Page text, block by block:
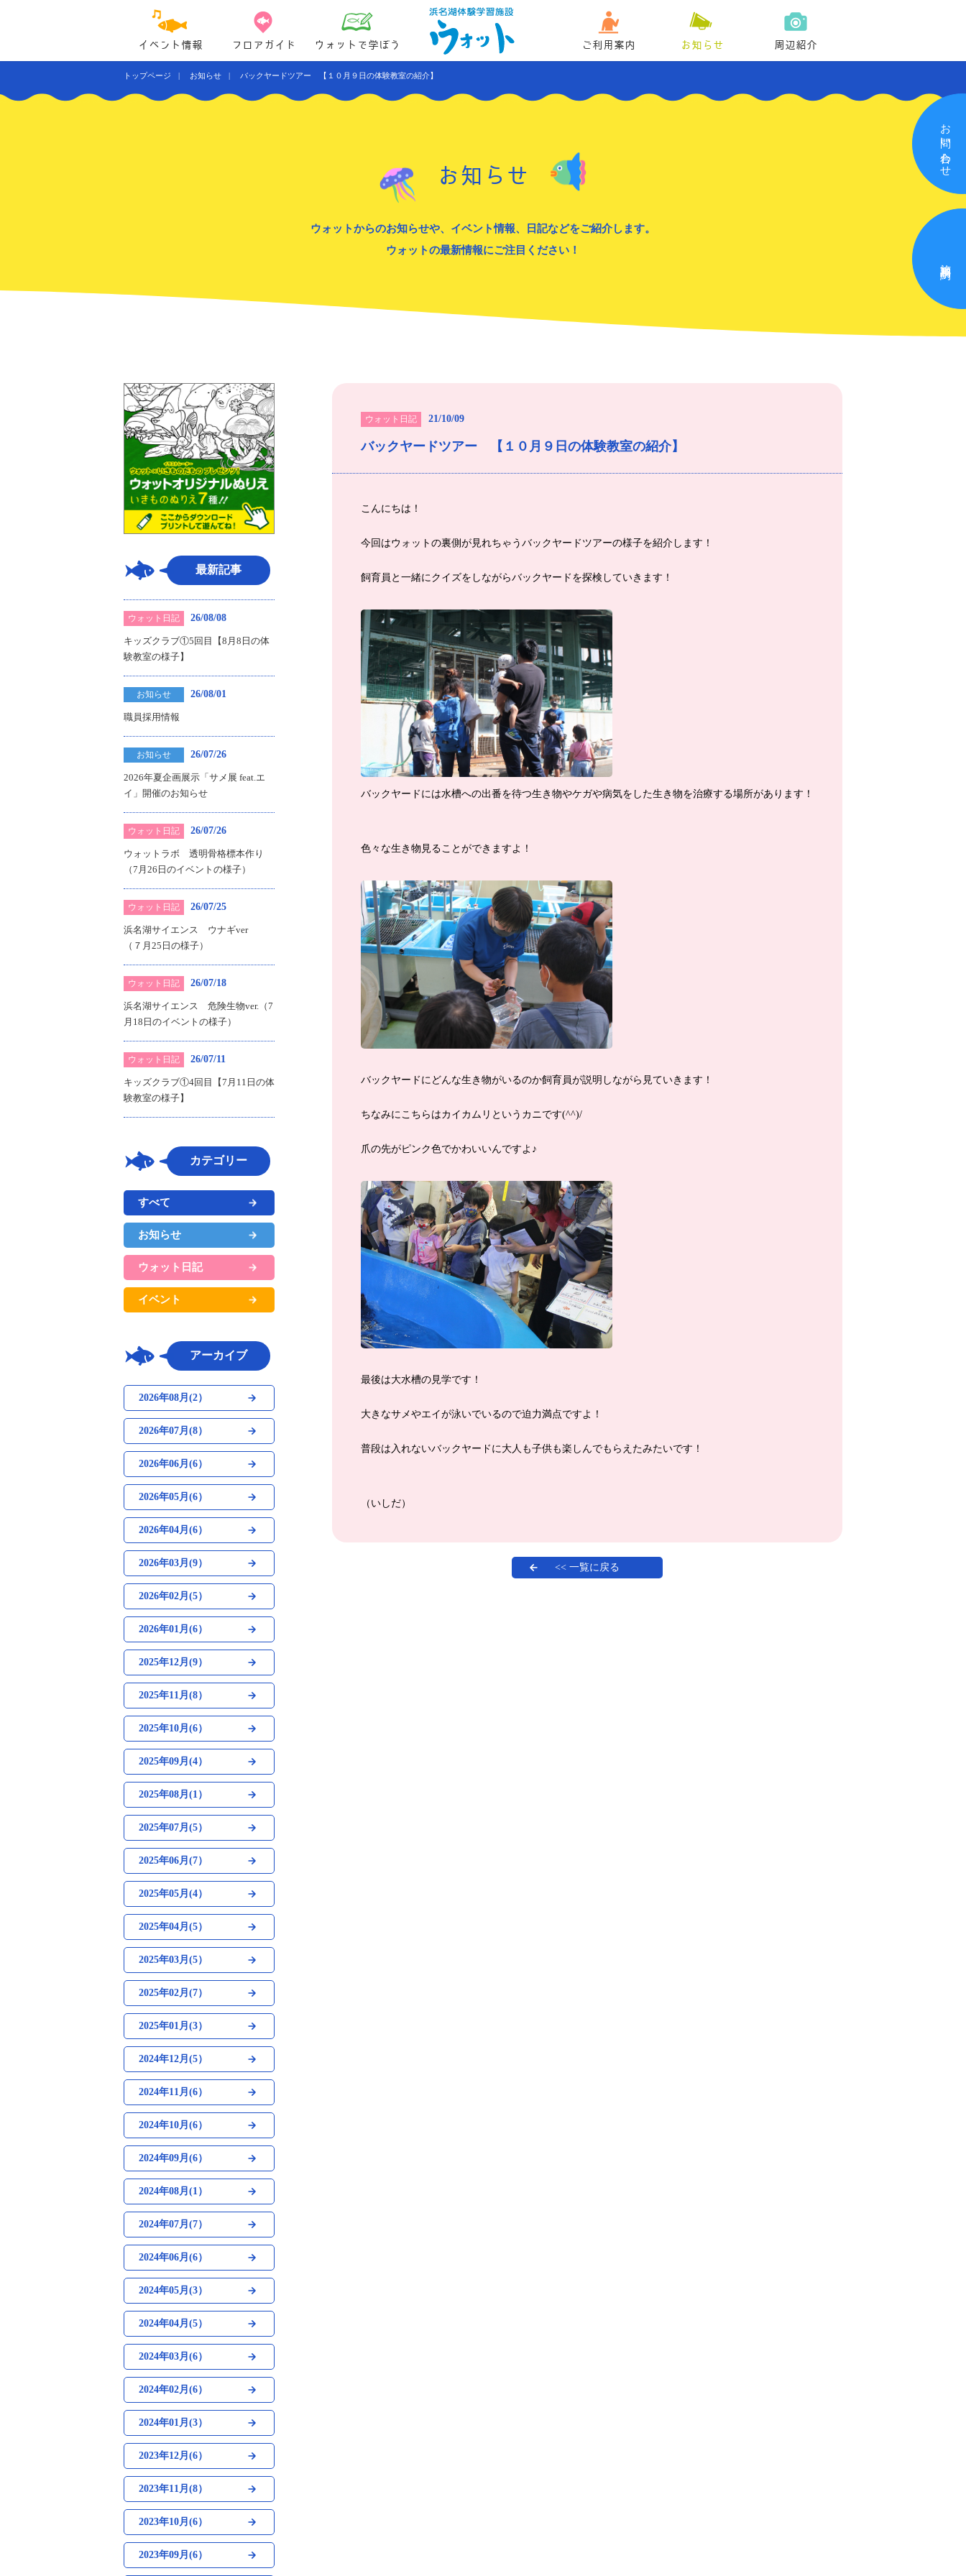
イベント情報 フロアガイド ウォットで学ぼう ご利用案内 お知らせ 周辺紹介
トップページ お知らせ バックヤードツアー 【１０月９日の体験教室の紹介】
お知らせ
ウォットからのお知らせや、イベント情報、日記などをご紹介します。
ウォットの最新情報にご注目ください！
ウォット日記 21/10/09
バックヤードツアー 【１０月９日の体験教室の紹介】
こんにちは！
今回はウォットの裏側が見れちゃうバックヤードツアーの様子を紹介します！
飼育員と一緒にクイズをしながらバックヤードを探検していきます！
バックヤードには水槽への出番を待つ生き物やケガや病気をした生き物を治療する場所があります！
色々な生き物見ることができますよ！
バックヤードにどんな生き物がいるのか飼育員が説明しながら見ていきます！
ちなみにこちらはカイカムリというカニです(^^)/
爪の先がピンク色でかわいいんですよ♪
最後は大水槽の見学です！
大きなサメやエイが泳いでいるので迫力満点ですよ！
普段は入れないバックヤードに大人も子供も楽しんでもらえたみたいです！
（いしだ）
<< 一覧に戻る
最新記事
ウォット日記 26/08/08
キッズクラブ①5回目【8月8日の体
験教室の様子】
お知らせ 26/08/01
職員採用情報
お知らせ 26/07/26
2026年夏企画展示「サメ展 feat.エ
イ」開催のお知らせ
ウォット日記 26/07/26
ウォットラボ 透明骨格標本作り
（7月26日のイベントの様子）
ウォット日記 26/07/25
浜名湖サイエンス ウナギver
（７月25日の様子）
ウォット日記 26/07/18
浜名湖サイエンス 危険生物ver.（7
月18日のイベントの様子）
ウォット日記 26/07/11
キッズクラブ①4回目【7月11日の体
験教室の様子】
カテゴリー
すべて
お知らせ
ウォット日記
イベント
アーカイブ
2026年08月(2）
2026年07月(8）
2026年06月(6）
2026年05月(6）
2026年04月(6）
2026年03月(9）
2026年02月(5）
2026年01月(6）
2025年12月(9）
2025年11月(8）
2025年10月(6）
2025年09月(4）
2025年08月(1）
2025年07月(5）
2025年06月(7）
2025年05月(4）
2025年04月(5）
2025年03月(5）
2025年02月(7）
2025年01月(3）
2024年12月(5）
2024年11月(6）
2024年10月(6）
2024年09月(6）
2024年08月(1）
2024年07月(7）
2024年06月(6）
2024年05月(3）
2024年04月(5）
2024年03月(6）
2024年02月(6）
2024年01月(3）
2023年12月(6）
2023年11月(8）
2023年10月(6）
2023年09月(6）
お問い合わせ